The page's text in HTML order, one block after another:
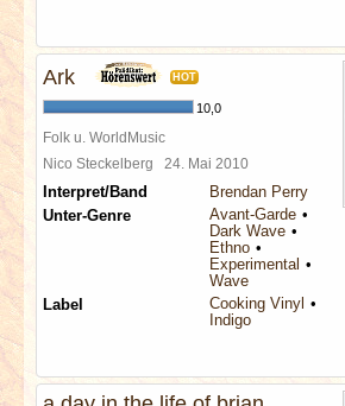
Ark HOT
10,0
Folk u. WorldMusic
Nico Steckelberg 24. Mai 2010
Interpret/Band
Brendan Perry
Unter-Genre
Avant-Garde
Dark Wave
Ethno
Experimental
Wave
Label
Cooking Vinyl
Indigo